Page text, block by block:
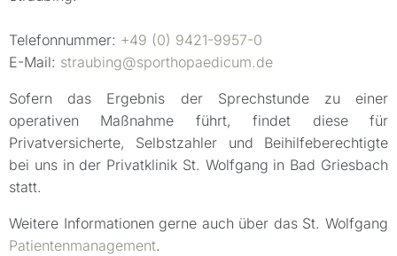
Telefonnummer: +49 (0) 9421-9957-0
E-Mail: straubing@sporthopaedicum.de
Sofern das Ergebnis der Sprechstunde zu einer
operativen Maßnahme führt, findet diese für
Privatversicherte, Selbstzahler und Beihilfeberechtigte
bei uns in der Privatklinik St. Wolfgang in Bad Griesbach
statt.
Weitere Informationen gerne auch über das St. Wolfgang
Patientenmanagement.